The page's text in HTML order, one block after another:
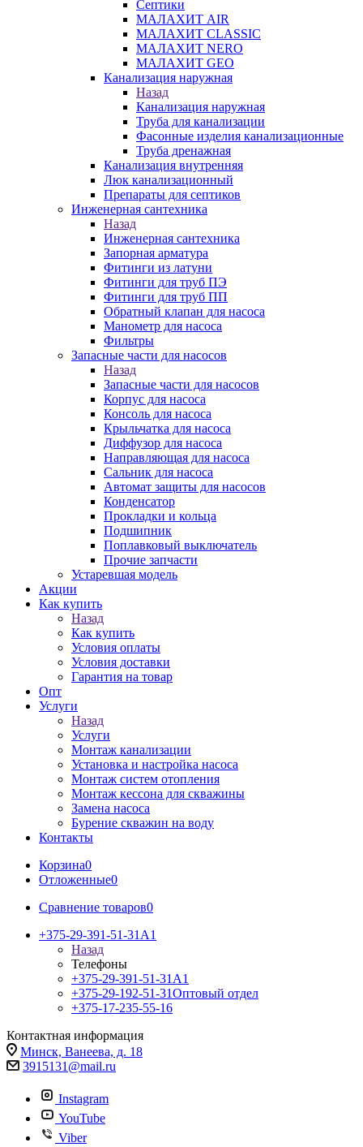
Септики
МАЛАХИТ AIR
МАЛАХИТ CLASSIC
МАЛАХИТ NERO
МАЛАХИТ GEO
Канализация наружная
Назад
Канализация наружная
Труба для канализации
Фасонные изделия канализационные
Труба дренажная
Канализация внутренняя
Люк канализационный
Препараты для септиков
Инженерная сантехника
Назад
Инженерная сантехника
Запорная арматура
Фитинги из латуни
Фитинги для труб ПЭ
Фитинги для труб ПП
Обратный клапан для насоса
Манометр для насоса
Фильтры
Запасные части для насосов
Назад
Запасные части для насосов
Корпус для насоса
Консоль для насоса
Крыльчатка для насоса
Диффузор для насоса
Направляющая для насоса
Сальник для насоса
Автомат защиты для насосов
Конденсатор
Прокладки и кольца
Подшипник
Поплавковый выключатель
Прочие запчасти
Устаревшая модель
Акции
Как купить
Назад
Как купить
Условия оплаты
Условия доставки
Гарантия на товар
Опт
Услуги
Назад
Услуги
Монтаж канализации
Установка и настройка насоса
Монтаж систем отопления
Монтаж кессона для скважины
Замена насоса
Бурение скважин на воду
Контакты
Корзина0
Отложенные0
Сравнение товаров0
+375-29-391-51-31 A1
Назад
Телефоны
+375-29-391-51-31 A1
+375-29-192-51-31Оптовый отдел
+375-17-235-55-16
Контактная информация
Минск, Ванеева, д. 18
3915131@mail.ru
Instagram
YouTube
Viber